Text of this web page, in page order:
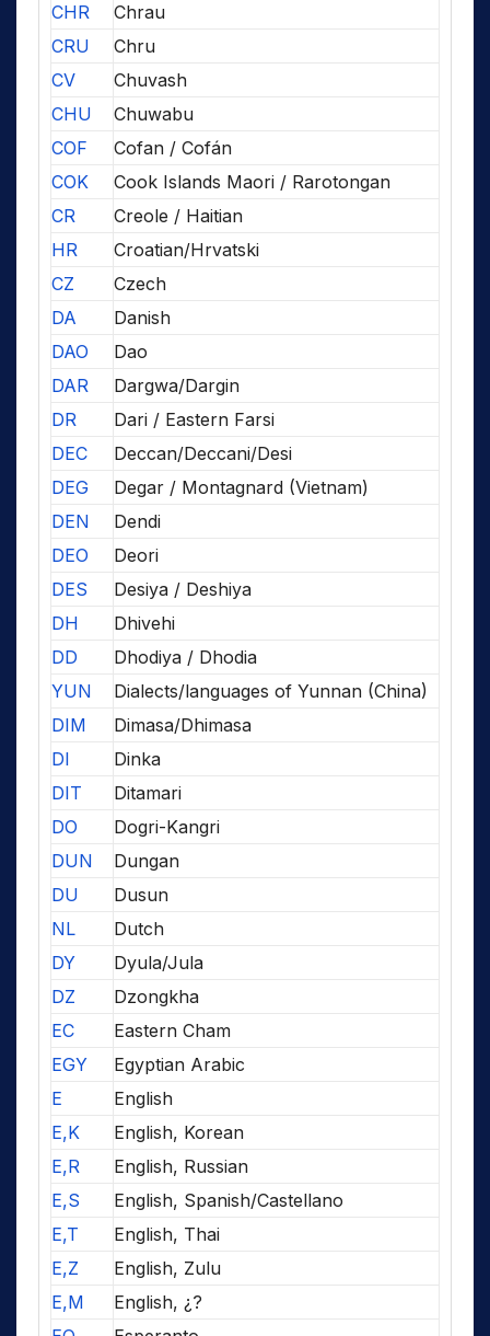
CHR
Chrau
CRU
Chru
CV
Chuvash
CHU
Chuwabu
COF
Cofan / Cofán
COK
Cook Islands Maori / Rarotongan
CR
Creole / Haitian
HR
Croatian/Hrvatski
CZ
Czech
DA
Danish
DAO
Dao
DAR
Dargwa/Dargin
DR
Dari / Eastern Farsi
DEC
Deccan/Deccani/Desi
DEG
Degar / Montagnard (Vietnam)
DEN
Dendi
DEO
Deori
DES
Desiya / Deshiya
DH
Dhivehi
DD
Dhodiya / Dhodia
YUN
Dialects/languages of Yunnan (China)
DIM
Dimasa/Dhimasa
DI
Dinka
DIT
Ditamari
DO
Dogri-Kangri
DUN
Dungan
DU
Dusun
NL
Dutch
DY
Dyula/Jula
DZ
Dzongkha
EC
Eastern Cham
EGY
Egyptian Arabic
E
English
E,K
English, Korean
E,R
English, Russian
E,S
English, Spanish/Castellano
E,T
English, Thai
E,Z
English, Zulu
E,M
English, ¿?